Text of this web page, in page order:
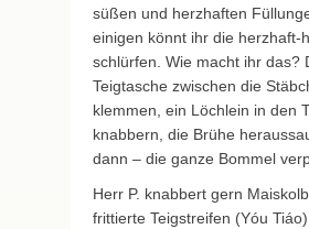
süßen und herzhaften
einigen könnt ihr die herzhaft-
schlürfen. Wie macht ihr das?
Teigtasche zwischen die
klemmen, ein Löchlein in den
knabbern, die Brühe
dann – die ganze Bommel
Herr P. knabbert gern
frittierte Teigstreifen (Yóu